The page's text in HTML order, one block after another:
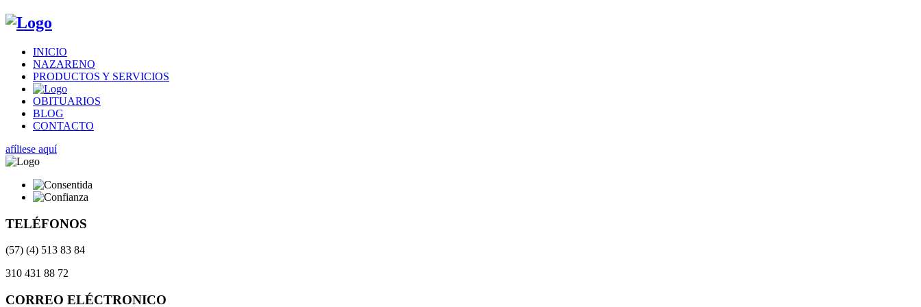
INICIO
NAZARENO
PRODUCTOS Y SERVICIOS
OBITUARIOS
BLOG
CONTACTO
afíliese aquí
TELÉFONOS
(57) (4) 513 83 84
310 431 88 72
CORREO ELÉCTRONICO